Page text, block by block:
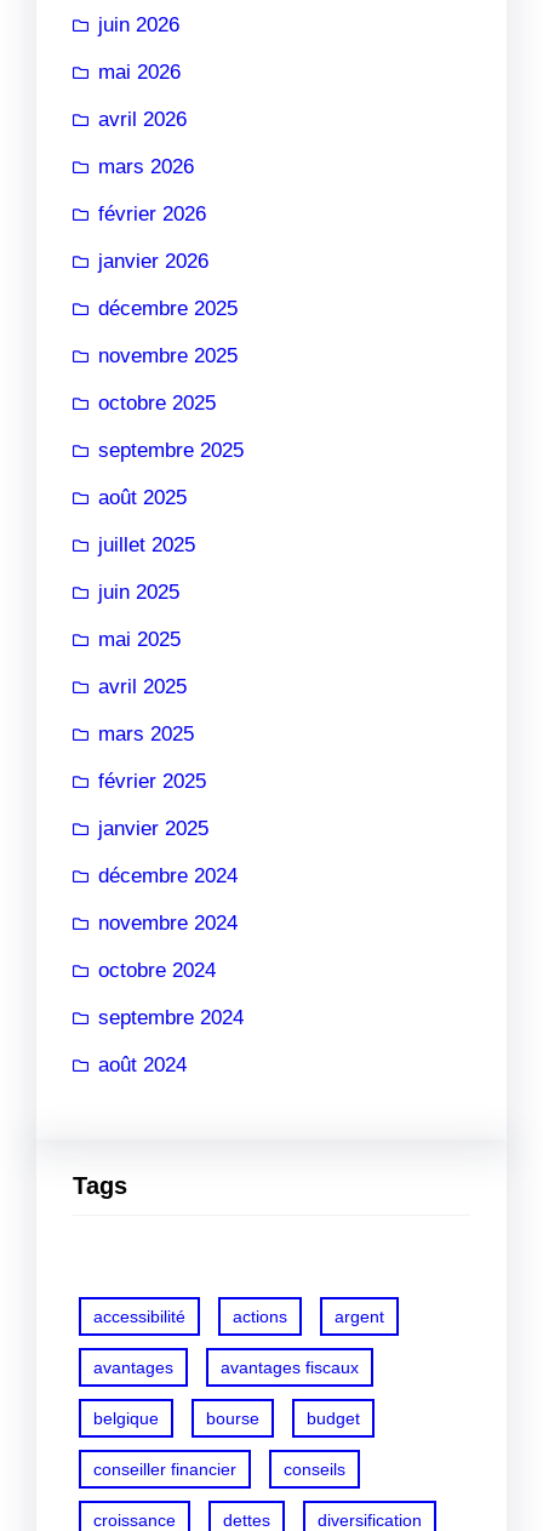
juin 2026
mai 2026
avril 2026
mars 2026
février 2026
janvier 2026
décembre 2025
novembre 2025
octobre 2025
septembre 2025
août 2025
juillet 2025
juin 2025
mai 2025
avril 2025
mars 2025
février 2025
janvier 2025
décembre 2024
novembre 2024
octobre 2024
septembre 2024
août 2024
Tags
accessibilité actions argent
avantages avantages fiscaux
belgique bourse budget
conseiller financier conseils
croissance dettes diversification